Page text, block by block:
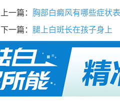
上一篇： 胸部白癜风有哪些症状
下一篇： 腿上白斑长在孩子身上